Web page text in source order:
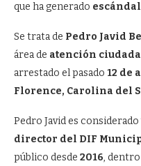
que ha generado
Se trata de Pedro Javid
área de atención
arrestado el pasado 12 de
Florence, Carolina del
Pedro Javid es considerado
director del DIF
público desde 2016,